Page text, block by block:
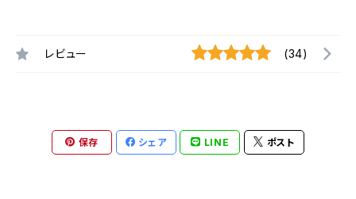
レビュー (34)
保存 シェア LINE ポスト